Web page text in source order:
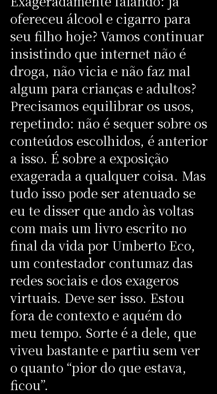
ofereceu álcool e cigarro para
seu filho hoje? Vamos continuar
insistindo que internet não é
droga, não vicia e não faz mal
algum para crianças e adultos?
Precisamos equilibrar os usos,
repetindo: não é sequer sobre os
conteúdos escolhidos, é anterior
a isso. É sobre a exposição
exagerada a qualquer coisa. Mas
tudo isso pode ser atenuado se
eu te disser que ando às voltas
com mais um livro escrito no
final da vida por Umberto Eco,
um contestador contumaz das
redes sociais e dos exageros
virtuais. Deve ser isso. Estou
fora de contexto e aquém do
meu tempo. Sorte é a dele, que
viveu bastante e partiu sem ver
o quanto “pior do que estava,
ficou”.